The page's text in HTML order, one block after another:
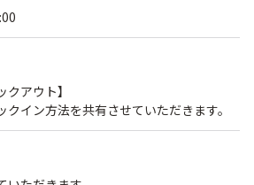
クアウト】
イン方法を共有させていただきます。